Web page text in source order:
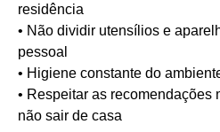
residência
• Não dividir utensílios e
pessoal
• Higiene constante do
• Respeitar as recomendações
não sair de casa